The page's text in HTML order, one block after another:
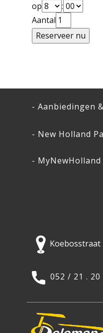
op
:
Aantal
- Aanbiedingen
- New Holland
- MyNewHolland
052 / 21 . 20